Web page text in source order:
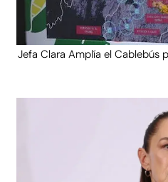
Jefa Clara Amplía el Cablebús